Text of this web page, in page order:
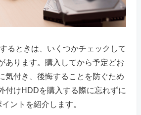
るときは、いくつかチェックして
あります。購入してから予定どお
気付き、後悔することを防ぐため
付けHDDを購入する際に忘れずに
ントを紹介します。